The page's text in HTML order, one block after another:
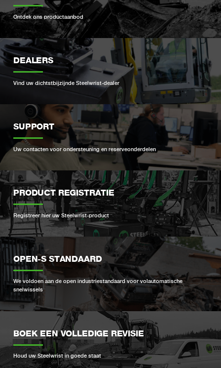
Ontdek ons ​​productaanbod
DEALERS
Vind uw dichtstbijzijnde Steelwrist-dealer
SUPPORT
Uw contacten voor ondersteuning en reserveonderdelen
PRODUCT REGISTRATIE
Registreer hier uw Steelwrist-product
OPEN-S STANDAARD
We voldoen aan de open industriestandaard voor volautomatische
snelwissels
BOEK EEN VOLLEDIGE REVISIE
Houd uw Steelwrist in goede staat